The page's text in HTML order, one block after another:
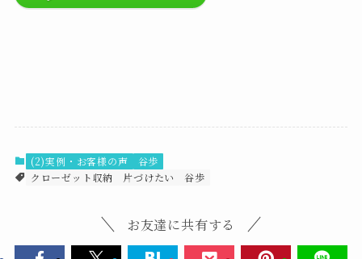
(2)実例・お客様の声
谷歩
クローゼット収納
片づけたい 谷歩
お友達に共有する